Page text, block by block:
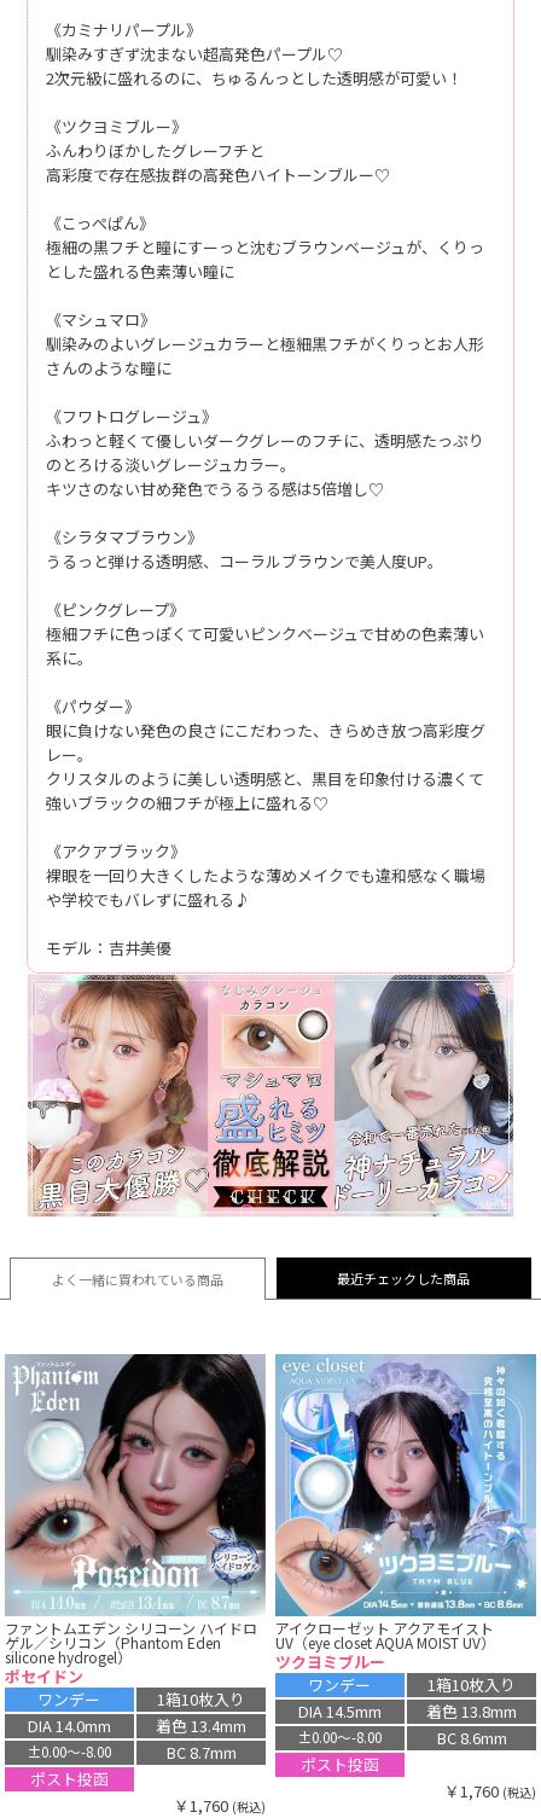
《カミナリパープル》
馴染みすぎず沈まない超高発色パープル♡
2次元級に盛れるのに、ちゅるんっとした透明感が可愛い！
《ツクヨミブルー》
ふんわりぼかしたグレーフチと
高彩度で存在感抜群の高発色ハイトーンブルー♡
《こっぺぱん》
極細の黒フチと瞳にすーっと沈むブラウンベージュが、くりっ
とした盛れる色素薄い瞳に
《マシュマロ》
馴染みのよいグレージュカラーと極細黒フチがくりっとお人形
さんのような瞳に
《フワトログレージュ》
ふわっと軽くて優しいダークグレーのフチに、透明感たっぷり
のとろける淡いグレージュカラー。
キツさのない甘め発色でうるうる感は5倍増し♡
《シラタマブラウン》
うるっと弾ける透明感、コーラルブラウンで美人度UP。
《ピンクグレープ》
極細フチに色っぽくて可愛いピンクベージュで甘めの色素薄い
系に。
《パウダー》
眼に負けない発色の良さにこだわった、きらめき放つ高彩度グ
レー。
クリスタルのように美しい透明感と、黒目を印象付ける濃くて
強いブラックの細フチが極上に盛れる♡
《アクアブラック》
裸眼を一回り大きくしたような薄めメイクでも違和感なく職場
や学校でもバレずに盛れる♪
モデル：吉井美優
よく一緒に買われている商品 最近チェックした商品
ファントムエデン シリコーン ハイドロ
ゲル／シリコン（Phantom Eden
silicone hydrogel）
ポセイドン
ワンデー
1箱10枚入り
DIA 14.0mm
着色 13.4mm
±0.00〜-8.00
BC 8.7mm
ポスト投函
￥1,760 (税込)
アイクローゼット アクアモイスト
UV（eye closet AQUA MOIST UV）
ツクヨミブルー
ワンデー
1箱10枚入り
DIA 14.5mm
着色 13.8mm
±0.00〜-8.00
BC 8.6mm
ポスト投函
￥1,760 (税込)